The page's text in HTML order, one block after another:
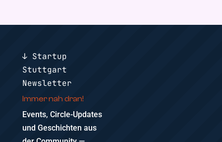
↓ Startup
Stuttgart
Newsletter
Immer nah dran!
Events, Circle-Updates
und Geschichten aus